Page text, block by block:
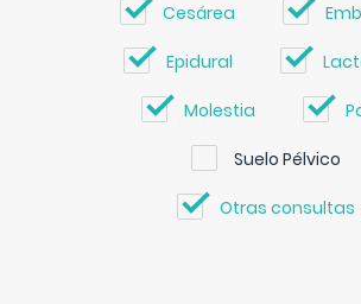
Cesárea
Epidural
Molestia
Suelo Pélvico
Otras consultas